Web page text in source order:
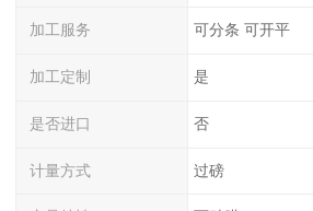
加工服务 可分条 可开平
加工定制 是
是否进口 否
计量方式 过磅